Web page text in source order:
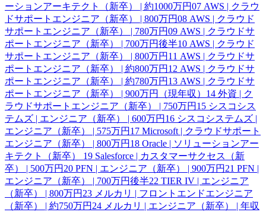
ーションアーキテクト（新卒） | 約1000万円07 AWS | クラウ
ドサポートエンジニア（新卒） | 800万円08 AWS | クラウド
サポートエンジニア（新卒） | 780万円09 AWS | クラウドサ
ポートエンジニア（新卒） | 700万円後半10 AWS | クラウド
サポートエンジニア（新卒） | 800万円 11 AWS | クラウドサ
ポートエンジニア（新卒） | 約800万円 12 AWS | クラウドサ
ポートエンジニア（新卒） | 約780万円 13 AWS | クラウドサ
ポートエンジニア（新卒） | 900万円（現年収） 14 外資 | ク
ラウドサポートエンジニア（新卒） | 750万円 15 シスコシス
テムズ | エンジニア（新卒） | 600万円 16 シスコシステムズ |
エンジニア（新卒） | 575万円 17 Microsoft | クラウドサポート
エンジニア（新卒） | 800万円 18 Oracle | ソリューションアー
キテクト（新卒） 19 Salesforce | カスタマーサクセス（新
卒） | 500万円 20 PFN | エンジニア（新卒） | 900万円 21 PFN |
エンジニア（新卒） | 700万円後半22 TIER IV | エンジニア
（新卒） | 800万円 23 メルカリ | フロントエンドエンジニア
（新卒） | 約750万円 24 メルカリ | エンジニア（新卒） | 年収